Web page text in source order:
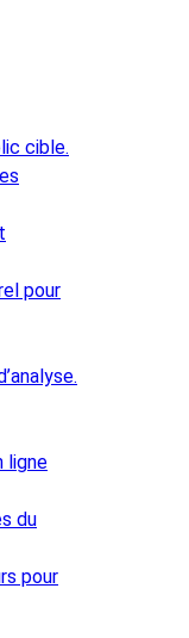
cible.
pour
ligne
du
pour